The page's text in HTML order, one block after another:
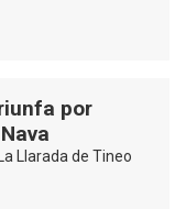
por
Llarada de Tineo